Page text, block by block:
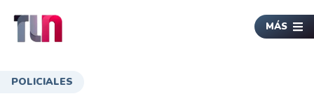
MÁS
POLICIALES